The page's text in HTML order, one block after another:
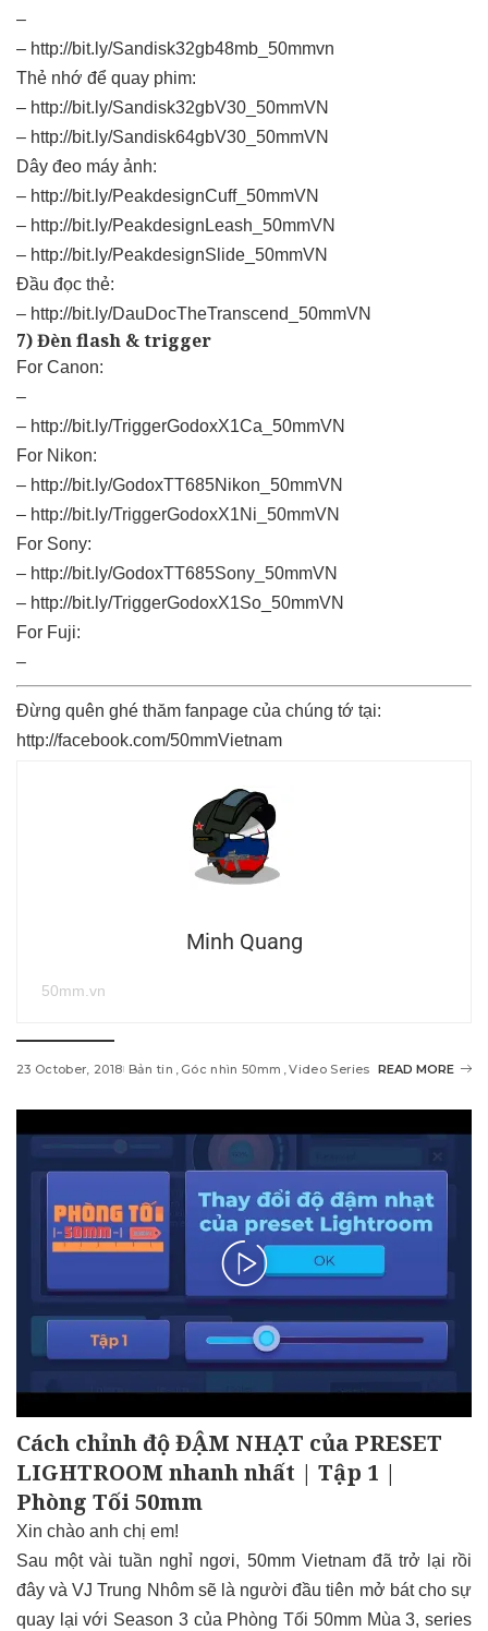
–
– http://bit.ly/Sandisk32gb48mb_50mmvn
Thẻ nhớ để quay phim:
– http://bit.ly/Sandisk32gbV30_50mmVN
– http://bit.ly/Sandisk64gbV30_50mmVN
Dây đeo máy ảnh:
– http://bit.ly/PeakdesignCuff_50mmVN
– http://bit.ly/PeakdesignLeash_50mmVN
– http://bit.ly/PeakdesignSlide_50mmVN
Đầu đọc thẻ:
– http://bit.ly/DauDocTheTranscend_50mmVN
7) Đèn flash & trigger
For Canon:
–
– http://bit.ly/TriggerGodoxX1Ca_50mmVN
For Nikon:
– http://bit.ly/GodoxTT685Nikon_50mmVN
– http://bit.ly/TriggerGodoxX1Ni_50mmVN
For Sony:
– http://bit.ly/GodoxTT685Sony_50mmVN
– http://bit.ly/TriggerGodoxX1So_50mmVN
For Fuji:
–
Đừng quên ghé thăm fanpage của chúng tớ tại:
http://facebook.com/50mmVietnam
Minh Quang
50mm.vn
23 October, 2018 Bản tin Góc nhìn 50mm Video Series READ MORE
Cách chỉnh độ ĐẬM NHẠT của PRESET
LIGHTROOM nhanh nhất | Tập 1 |
Phòng Tối 50mm
Xin chào anh chị em!
Sau một vài tuần nghỉ ngơi, 50mm Vietnam đã trở lại rồi
đây và VJ Trung Nhôm sẽ là người đầu tiên mở bát cho sự
quay lại với Season 3 của Phòng Tối 50mm Mùa 3, series